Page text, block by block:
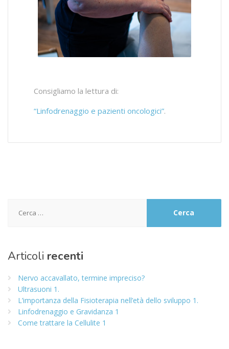
Consigliamo la lettura di:
“Linfodrenaggio e pazienti oncologici”.
per:
Articoli recenti
Nervo accavallato, termine impreciso?
Ultrasuoni 1.
L’importanza della Fisioterapia nell’età dello sviluppo 1.
Linfodrenaggio e Gravidanza 1
Come trattare la Cellulite 1